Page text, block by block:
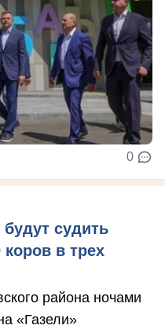
0
судить
в трех
района ночами
«Газели»